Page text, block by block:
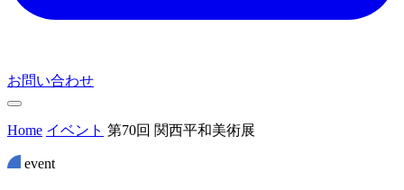
お問い合わせ
Home イベント 第70回 関西平和美術展
event